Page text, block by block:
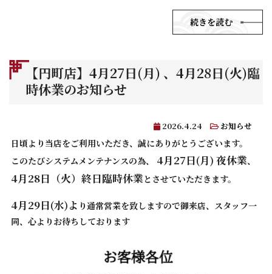
続きを読む
【円町店】4月27日(月) 、4月28日(火)臨
時休業のお知らせ
2026.4.24 お知らせ
日頃より当店をご利用いただき、誠にありがとうございます。
このたびシステムメンテナンスの為、
4月27日(月) 夜休業、
4月28日（火）終日臨時休業 とさせていただきます。
4月29日(水)よ り通常営業を致しますので御来店、スタッフ一
同、心よりお待ちしております